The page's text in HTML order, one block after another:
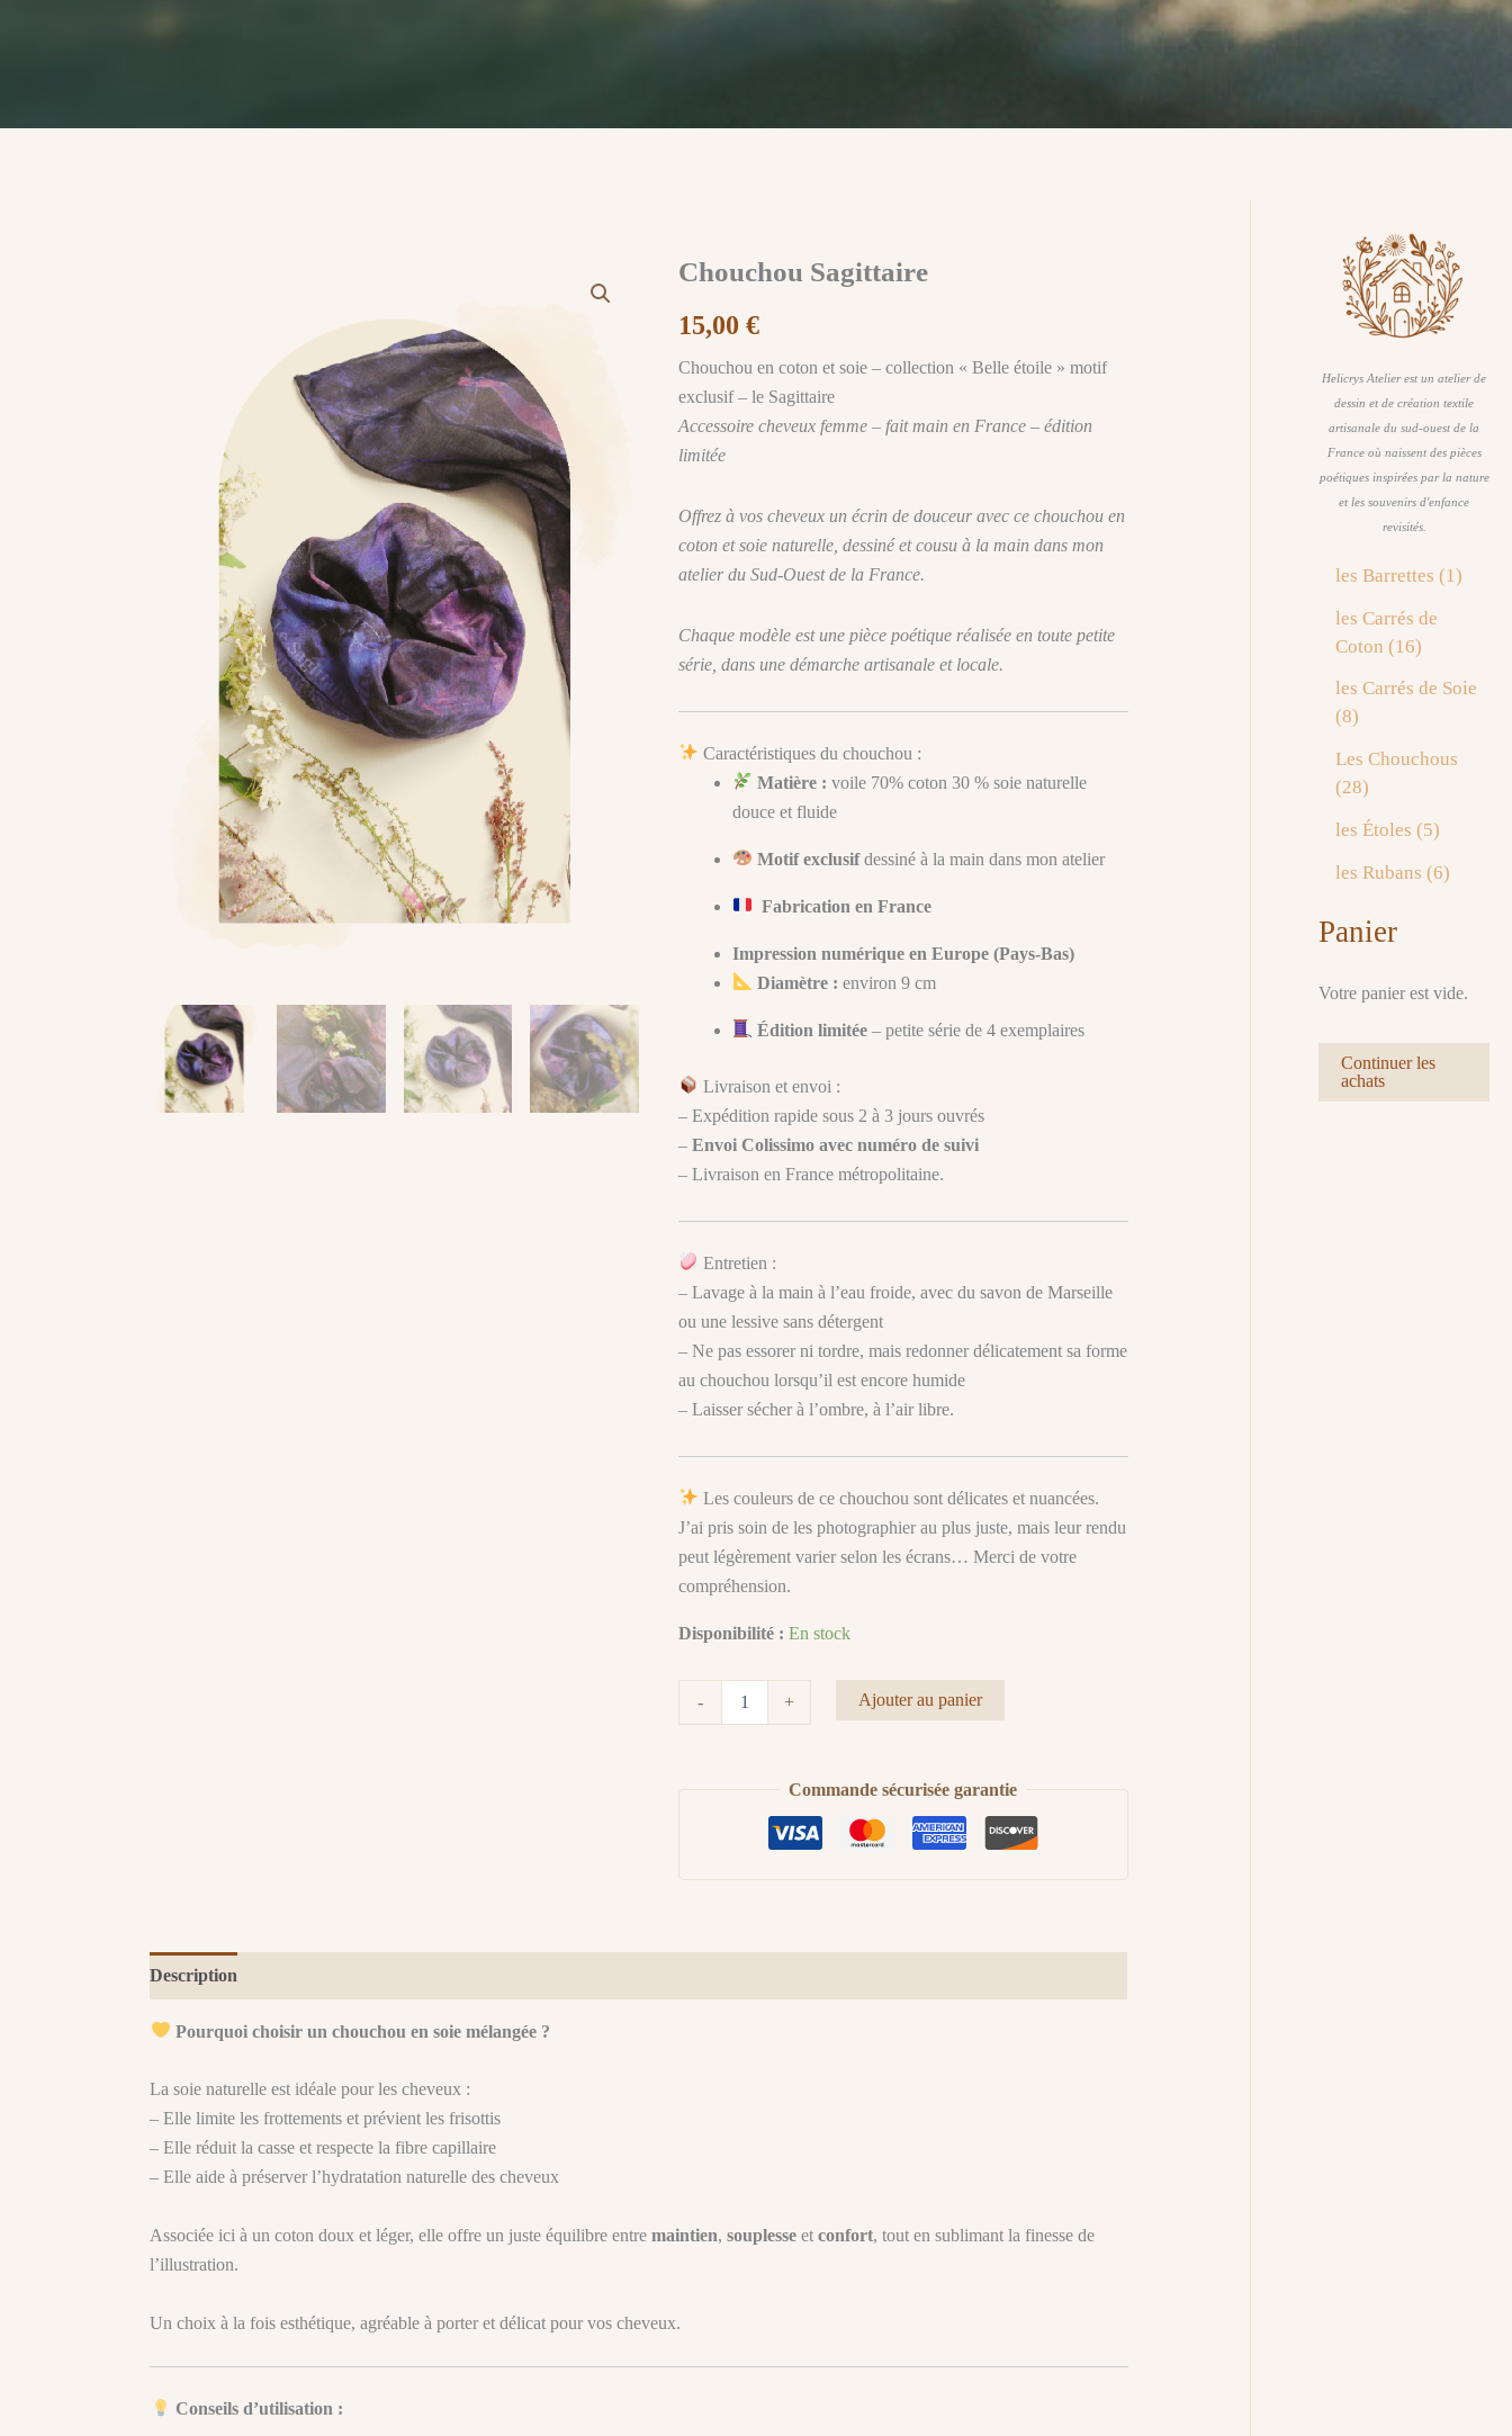
Chouchou Sagittaire
15,00 €
Chouchou en coton et soie – collection « Belle étoile » motif
exclusif – le Sagittaire
Accessoire cheveux femme – fait main en France – édition
limitée
Offrez à vos cheveux un écrin de douceur avec ce chouchou en
coton et soie naturelle, dessiné et cousu à la main dans mon
atelier du Sud-Ouest de la France.
Chaque modèle est une pièce poétique réalisée en toute petite
série, dans une démarche artisanale et locale.
Caractéristiques du chouchou :
Matière : voile 70% coton 30 % soie naturelle
douce et fluide
Motif exclusifdessiné à la main dans mon atelier
Fabrication en France
Impression numérique en Europe (Pays-Bas)
Diamètre : environ 9 cm
Édition limitée – petite série de 4 exemplaires
Livraison et envoi :
– Expédition rapide sous 2 à 3 jours ouvrés
– Envoi Colissimo avec numéro de suivi
– Livraison en France métropolitaine.
Entretien :
– Lavage à la main à l’eau froide, avec du savon de Marseille
ou une lessive sans détergent
– Ne pas essorer ni tordre, mais redonner délicatement sa forme
au chouchou lorsqu’il est encore humide
– Laisser sécher à l’ombre, à l’air libre.
Les couleurs de ce chouchou sont délicates et nuancées.
J’ai pris soin de les photographier au plus juste, mais leur rendu
peut légèrement varier selon les écrans… Merci de votre
compréhension.
Disponibilité : En stock
- + Ajouter au panier
Commande sécurisée garantie
Description
Pourquoi choisir un chouchou en soie mélangée ?
La soie naturelle est idéale pour les cheveux :
– Elle limite les frottements et prévient les frisottis
– Elle réduit la casse et respecte la fibre capillaire
– Elle aide à préserver l’hydratation naturelle des cheveux
Associée ici à un coton doux et léger, elle offre un juste équilibre entremaintien,souplesse etconfort, tout en sublimant la finesse de
l’illustration.
Un choix à la fois esthétique, agréable à porter et délicat pour vos cheveux.
Conseils d’utilisation :
Helicrys Atelier est un atelier de
dessin et de création textile
artisanale du sud-ouest de la
France où naissent des pièces
poétiques inspirées par la nature
et les souvenirs d'enfance
revisités.
les Barrettes 11
d
t
les Carrés de
Coton
161
p
o
i
t
les Carrés de Soie
88
r
o
d
i
s
Les Chouchous
282
8
p
r
d
s
les Étoles 55
r
i
les Rubans 66
d
i
Panier
Votre panier est vide.
Continuer les
achats